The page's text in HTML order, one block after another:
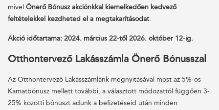
mivel Önerő Bónusz akciónkkal kiemelkedően kedvező
feltételekkel kezdheted el a megtakarításodat.
Akció időtartama: 2024. március 22-től 2026. október 12-ig.
Otthontervező Lakásszámla Önerő Bónusszal
Az Otthontervező Lakásszámlánk megnyitásával most az 5%-os
Kamatbónusz mellett további, a választott módozattól függően 3-
25% közötti bónuszt adunk a befizetéseid után minden